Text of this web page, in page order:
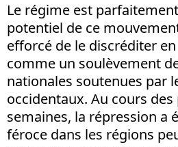
Le régime est
potentiel de ce
efforcé de le discréditer
comme un soulèvement
nationales soutenues par
occidentaux. Au cours
semaines, la répression a
féroce dans les régions